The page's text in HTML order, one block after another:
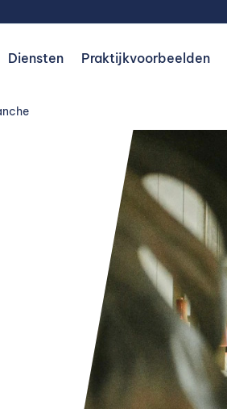
Diensten Praktijkvoorbeelden